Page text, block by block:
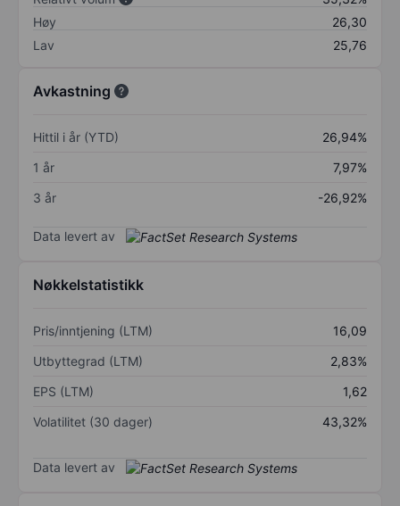
Høy
26,30
Lav
25,76
Avkastning
Hittil i år (YTD)
26,94%
1 år
7,97%
3 år
-26,92%
Data levert av
Nøkkelstatistikk
Pris/inntjening (LTM)
16,09
Utbyttegrad (LTM)
2,83%
EPS (LTM)
1,62
Volatilitet (30 dager)
43,32%
Data levert av